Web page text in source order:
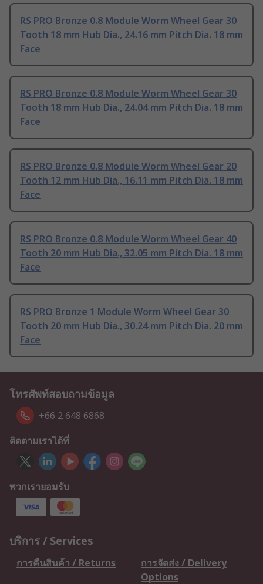
RS PRO Bronze 0.8 Module Worm Wheel Gear 30
Tooth 18 mm Hub Dia., 24.16 mm Pitch Dia. 18 mm
Face
RS PRO Bronze 0.8 Module Worm Wheel Gear 30
Tooth 18 mm Hub Dia., 24.04 mm Pitch Dia. 18 mm
Face
RS PRO Bronze 0.8 Module Worm Wheel Gear 20
Tooth 12 mm Hub Dia., 16.11 mm Pitch Dia. 18 mm
Face
RS PRO Bronze 0.8 Module Worm Wheel Gear 40
Tooth 20 mm Hub Dia., 32.05 mm Pitch Dia. 18 mm
Face
RS PRO Bronze 1 Module Worm Wheel Gear 30
Tooth 20 mm Hub Dia., 30.24 mm Pitch Dia. 20 mm
Face
โทรศัพท์สอบถามข้อมูล
+66 2 648 6868
ติดตามเราได้ที่
พวกเรายอมรับ
บริการ / Services
การคืนสินค้า / Returns
การจัดส่ง / Delivery
Options